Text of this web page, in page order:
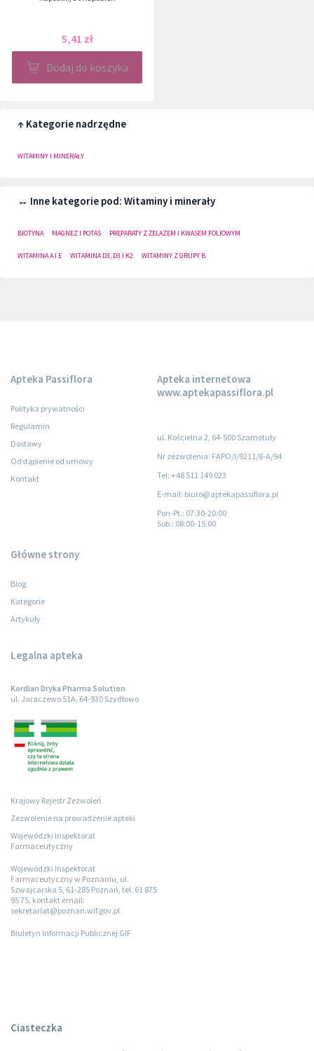
5,41 zł
Dodaj do koszyka
↑ Kategorie nadrzędne
WITAMINY I MINERAŁY
↔ Inne kategorie pod: Witaminy i minerały
BIOTYNA MAGNEZ I POTAS PREPARATY Z ŻELAZEM I KWASEM FOLIOWYM
WITAMINA A I E WITAMINA D3, D3 I K2 WITAMINY Z GRUPY B
Apteka Passiflora
Polityka prywatności
Regulamin
Dostawy
Odstąpienie od umowy
Kontakt
Apteka internetowa
www.aptekapassiflora.pl
ul. Kościelna 2, 64-500 Szamotuły
Nr zezwolenia: FAPO/I/9211/8-A/94
Tel: +48 511 149 023
E-mail: biuro@aptekapassiflora.pl
Pon-Pt.: 07:30-20:00
Sob.: 08:00-15:00
Główne strony
Blog
Kategorie
Artykuły
Legalna apteka
Kordian Dryka Pharma Solution
ul. Jaraczewo 51A, 64-930 Szydłowo
Krajowy Rejestr Zezwoleń
Zezwolenie na prowadzenie apteki
Wojewódzki Inspektorat
Farmaceutyczny
Wojewódzki Inspektorat
Farmaceutyczny w Poznaniu, ul.
Szwajcarska 5, 61-285 Poznań, tel. 61 875
95 75, kontakt email:
sekretariat@poznan.wif.gov.pl
Biuletyn Informacji Publicznej GIF
Ciasteczka